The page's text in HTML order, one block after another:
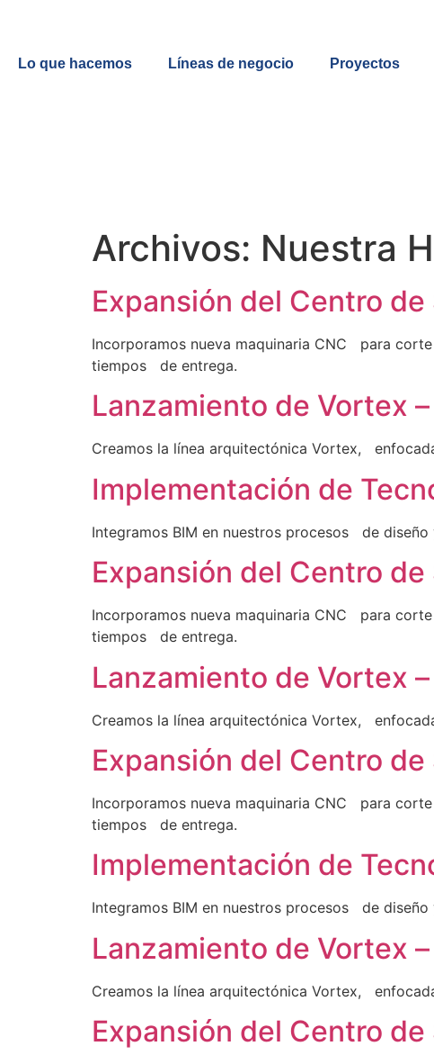
Lo que hacemos Líneas de negocio Proyectos
Archivos: Nuestra
Expansión del Centro
Incorporamos nueva maquinaria CNC para
tiempos de entrega.
Lanzamiento de Vortex
Creamos la línea arquitectónica Vortex,
Implementación de
Integramos BIM en nuestros procesos de
Expansión del Centro
Incorporamos nueva maquinaria CNC para
tiempos de entrega.
Lanzamiento de Vortex
Creamos la línea arquitectónica Vortex,
Expansión del Centro
Incorporamos nueva maquinaria CNC para
tiempos de entrega.
Implementación de
Integramos BIM en nuestros procesos de
Lanzamiento de Vortex
Creamos la línea arquitectónica Vortex,
Expansión del Centro